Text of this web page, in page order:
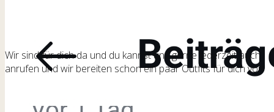
Wir sind für dich da und du kannst uns gerne jederzeit auch
anrufen und wir bereiten schon ein paar Outfits für dich vor!